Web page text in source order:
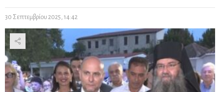
30 Σεπτεμβρίου 2025, 14:42